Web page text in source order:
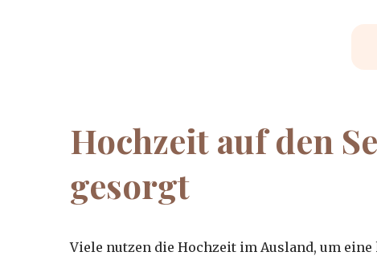
Hochzeit auf den
gesorgt
Viele nutzen die Hochzeit im Ausland, um